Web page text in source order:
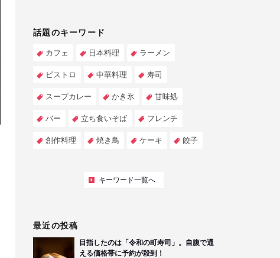
話題のキーワード
カフェ 日本料理 ラーメン
ビストロ 中華料理 寿司
スープカレー かき氷 甘味処
バー 立ち食いそば フレンチ
創作料理 焼き鳥 ケーキ 餃子
キーワード一覧へ
最近の投稿
目指したのは「令和の町寿司」。自腹で通
える価格帯に予約が殺到！